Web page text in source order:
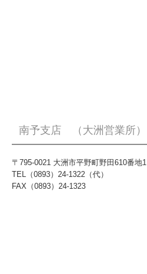
南予支店 （大洲営業所）
〒795-0021 大洲市平野町野田610番地1
TEL（0893）24-1322（代）
FAX（0893）24-1323